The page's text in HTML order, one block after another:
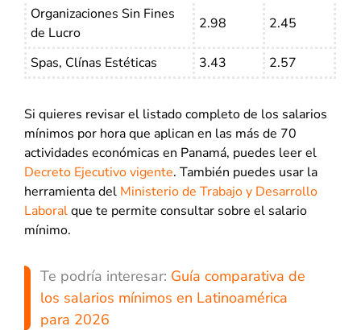
Organizaciones Sin Fines
de Lucro
2.98 2.45
Spas, Clínas Estéticas 3.43 2.57
Si quieres revisar el listado completo de los salarios
mínimos por hora que aplican en las más de 70
actividades económicas en Panamá, puedes leer el
Decreto Ejecutivo vigente. También puedes usar la
herramienta del Ministerio de Trabajo y Desarrollo
Laboralque te permite consultar sobre el salario
mínimo.
Te podría interesar: Guía comparativa de
los salarios mínimos en Latinoamérica
para 2026